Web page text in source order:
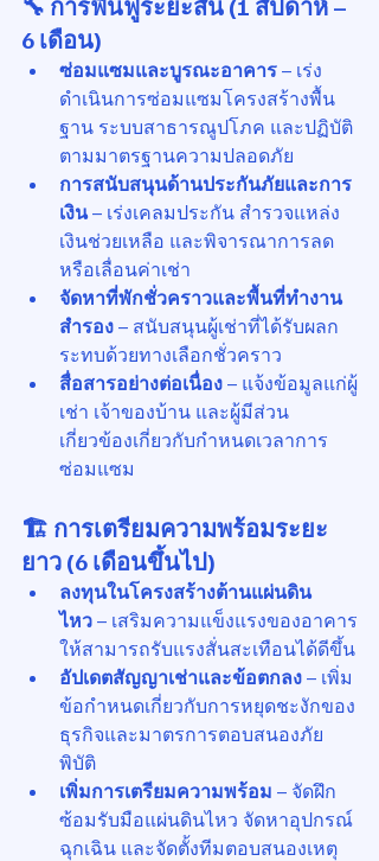
6 เดือน)
ซ่อมแซมและบูรณะอาคาร – เร่ง
ดำเนินการซ่อมแซมโครงสร้างพื้น
ฐาน ระบบสาธารณูปโภค และปฏิบัติ
ตามมาตรฐานความปลอดภัย
การสนับสนุนด้านประกันภัยและการ
เงิน – เร่งเคลมประกัน สำรวจแหล่ง
เงินช่วยเหลือ และพิจารณาการลด
หรือเลื่อนค่าเช่า
จัดหาที่พักชั่วคราวและพื้นที่ทำงาน
สำรอง – สนับสนุนผู้เช่าที่ได้รับผลก
ระทบด้วยทางเลือกชั่วคราว
สื่อสารอย่างต่อเนื่อง – แจ้งข้อมูลแก่ผู้
เช่า เจ้าของบ้าน และผู้มีส่วน
เกี่ยวข้องเกี่ยวกับกำหนดเวลาการ
ซ่อมแซม
🏗 การเตรียมความพร้อมระยะ
ยาว (6 เดือนขึ้นไป)
ลงทุนในโครงสร้างต้านแผ่นดิน
ไหว – เสริมความแข็งแรงของอาคาร
ให้สามารถรับแรงสั่นสะเทือนได้ดีขึ้น
อัปเดตสัญญาเช่าและข้อตกลง – เพิ่ม
ข้อกำหนดเกี่ยวกับการหยุดชะงักของ
ธุรกิจและมาตรการตอบสนองภัย
พิบัติ
เพิ่มการเตรียมความพร้อม – จัดฝึก
ซ้อมรับมือแผ่นดินไหว จัดหาอุปกรณ์
ฉุกเฉิน และจัดตั้งทีมตอบสนองเหตุ